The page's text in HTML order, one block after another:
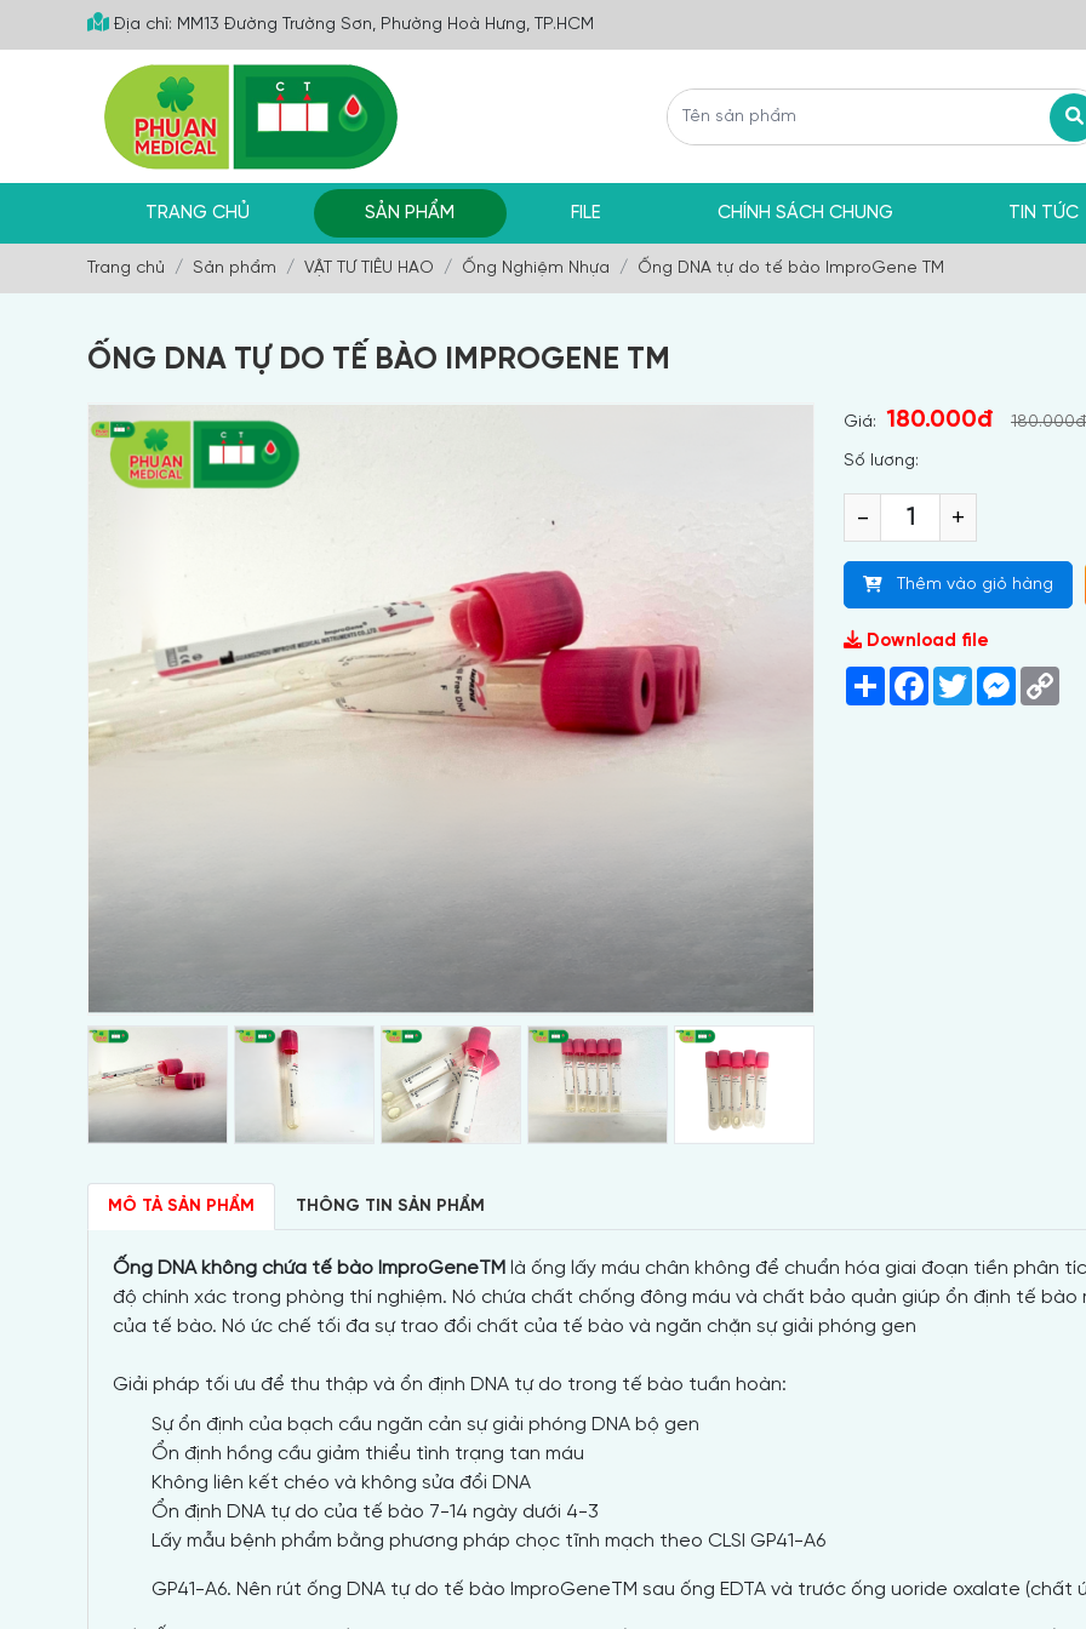
Địa chỉ: MM13 Đường Trường Sơn, Phường Hoà Hưng, TP.HCM
TRANG CHỦ SẢN PHẨM FILE CHÍNH SÁCH CHUNG TIN TỨC
Trang chủ Sản phẩm VẬT TƯ TIÊU HAO Ống Nghiệm Nhựa Ống DNA tự do tế bào ImproGene TM
ỐNG DNA TỰ DO TẾ BÀO IMPROGENE TM
Giá: 180.000đ 180.000đ
Số lương:
- +
Thêm vào giỏ hàng
Download file
Share Facebook
Twitter
MÔ TẢ SẢN PHẨM THÔNG TIN SẢN PHẨM
Ống DNA không chứa tế bào ImproGeneTM là ống lấy máu chân không để chuẩn hóa giai đoạn tiền phân
độ chính xác trong phòng thí nghiệm. Nó chứa chất chống đông máu và chất bảo quản giúp ổn định tế
của tế bào. Nó ức chế tối đa sự trao đổi chất của tế bào và ngăn chặn sự giải phóng gen
Giải pháp tối ưu để thu thập và ổn định DNA tự do trong tế bào tuần hoàn:
Sự ổn định của bạch cầu ngăn cản sự giải phóng DNA bộ gen
Ổn định hồng cầu giảm thiểu tình trạng tan máu
Không liên kết chéo và không sửa đổi DNA
Ổn định DNA tự do của tế bào 7-14 ngày dưới 4-3
Lấy mẫu bệnh phẩm bằng phương pháp chọc tĩnh mạch theo CLSI GP41-A6
GP41-A6. Nên rút ống DNA tự do tế bào ImproGeneTM sau ống EDTA và trước ống uoride oxalate (chất